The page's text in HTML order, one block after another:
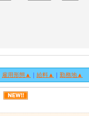
雇用形態▲ 給料▲ 勤務地▲